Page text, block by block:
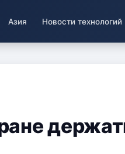
Азия Новости технологий